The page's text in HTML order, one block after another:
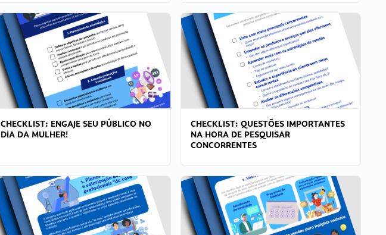
CHECKLIST: ENGAJE SEU PÚBLICO NO
DIA DA MULHER!
CHECKLIST: QUESTÕES IMPORTANTES
NA HORA DE PESQUISAR
CONCORRENTES